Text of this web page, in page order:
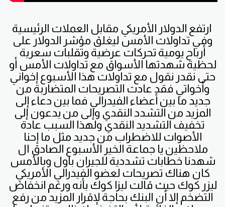
ارتفع الدولار الأمريكي مقابل العملات الرئيسية
وفي تداولات الأمس ليغلق مؤشر الدولار على
أرباح يومية تحركات عرضية وتقلبات سعرية
لحظية شهدتها الأسواق مع تداولات الأمس أو
حتى نقدر نقول مع تداولات هذا الأسبوع إخواني
وأخواتي فقد عادت التصريحات المتضاربة من
جديد ما بين أعضاء الفيدرالي فما بين دعاء إلى
المزيد من التشدد النقدي وإلى من يدعون إلى
تخفيف التشديد النقدي ولهذا السبب عادة
الأصوات للاضطراب من جديد مثل ما إحنا
ملاحظين يا جماعة الخير الأسبوع الصادق ال
شهدنا خطابات تشددية للجيران باول وبالأمس
كان هناك تصريحات لعضو الفيدرالي الأمريكي
ليزر كوك حيث قالت ليزا كوك بأنه ورغم انخفاض
التضخم إلا أن البنك بحاجة لإقرار المزيد من رفع